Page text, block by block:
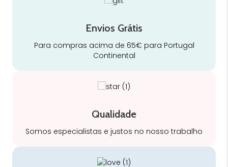
Envios Grátis
Para compras acima de 65€ para Portugal
Continental
Qualidade
Somos especialistas e justos no nosso trabalho